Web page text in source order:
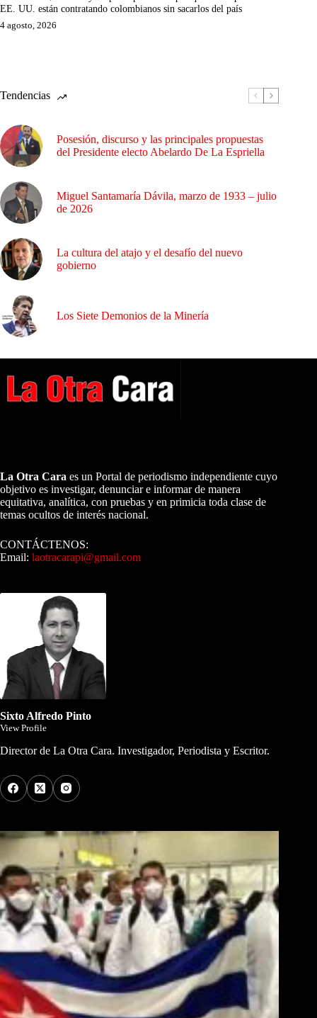
EE. UU. están contratando colombianos sin sacarlos del país
4 agosto, 2026
Tendencias
Posesión, discurso y las principales propuestas
del Presidente electo Abelardo De La Espriella
Miguel Santamaría Dávila, marzo de 1933 – julio
de 2026
La cultura del atajo y el desafío del nuevo
gobierno
Los Siete Demonios de la Minería
La Otra Cara es un Portal de periodismo independiente cuyo
objetivo es investigar, denunciar e informar de manera
equitativa, analítica, con pruebas y en primicia toda clase de
temas ocultos de interés nacional.
CONTÁCTENOS:
Email: laotracarapi@gmail.com
Sixto Alfredo Pinto
View Profile
Director de La Otra Cara. Investigador, Periodista y Escritor.